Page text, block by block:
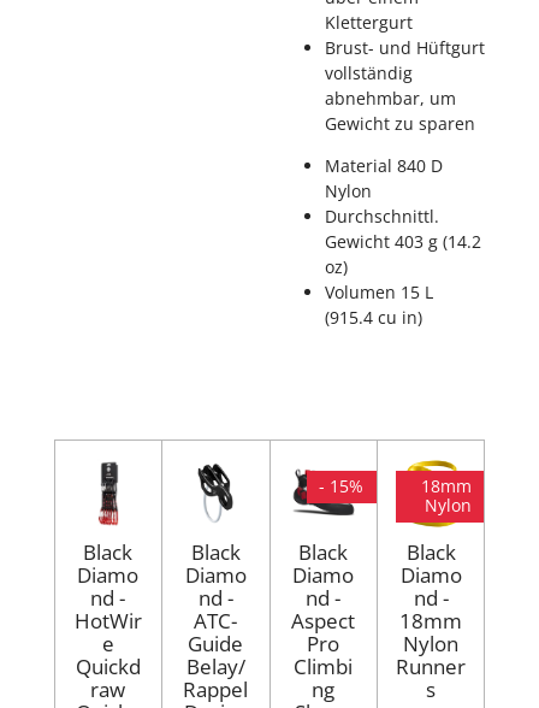
Klettergurt
Brust- und Hüftgurt
vollständig
abnehmbar, um
Gewicht zu sparen
Material 840 D
Nylon
Durchschnittl.
Gewicht 403 g (14.2
oz)
Volumen 15 L
(915.4 cu in)
Black
Diamo
nd -
HotWir
e
Quickd
raw
Black
Diamo
nd -
ATC-
Guide
Belay/
Rappel
- 15%
Black
Diamo
nd -
Aspect
Pro
Climbi
ng
18mm
Nylon
Black
Diamo
nd -
18mm
Nylon
Runner
s